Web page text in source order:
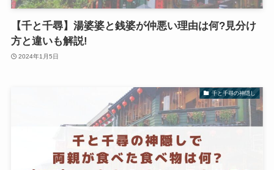
【千と千尋】湯婆婆と銭婆が仲悪い理由は何?見分け
方と違いも解説!
2024年1月5日
千と千尋の神隠し